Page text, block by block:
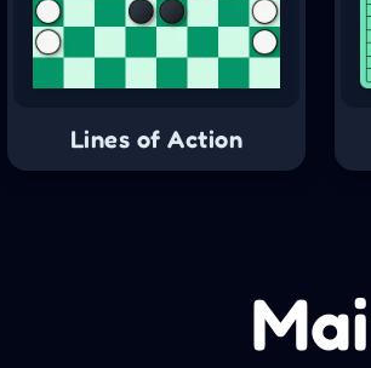
Lines of Action